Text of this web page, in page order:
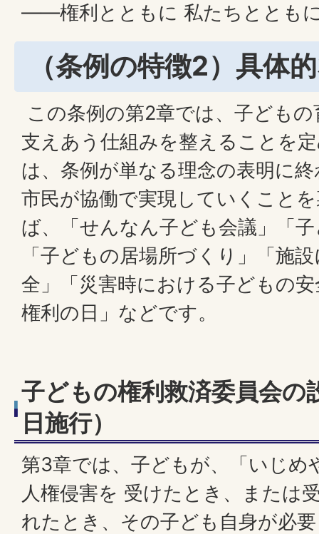
――権利とともに 私たちとと
（条例の特徴2）具体
この条例の第2章では、子ども
支えあう仕組みを整えることを
は、条例が単なる理念の表明に
市民が協働で実現していくこと
ば、「せんなん子ども会議」「
「子どもの居場所づくり」「施
全」「災害時における子どもの
権利の日」などです。
子どもの権利救済委員会の
日施行）
第3章では、子どもが、「いじめ
人権侵害を 受けたとき、または
れたとき、その子ども自身が必